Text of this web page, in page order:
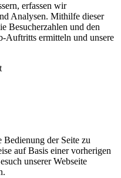
erfassen wir
Analysen. Mithilfe dieser
Besucherzahlen und den
Auftritts ermitteln und unsere
der Seite zu
auf Basis einer vorherigen
unserer Webseite